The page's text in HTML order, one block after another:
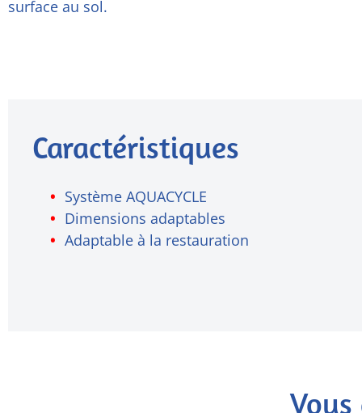
surface au sol.
Caractéristiques
Système AQUACYCLE
Dimensions adaptables
Adaptable à la restauration